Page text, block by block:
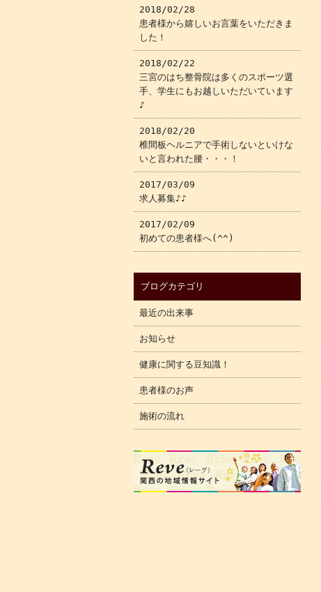
2018/02/28
患者様から嬉しいお言葉をいただきま
した！
2018/02/22
三宮のはち整骨院は多くのスポーツ選
手、学生にもお越しいただいています
♪
2018/02/20
椎間板ヘルニアで手術しないといけな
いと言われた腰・・・！
2017/03/09
求人募集♪♪
2017/02/09
初めての患者様へ(^^)
ブログカテゴリ
最近の出来事
お知らせ
健康に関する豆知識！
患者様のお声
施術の流れ